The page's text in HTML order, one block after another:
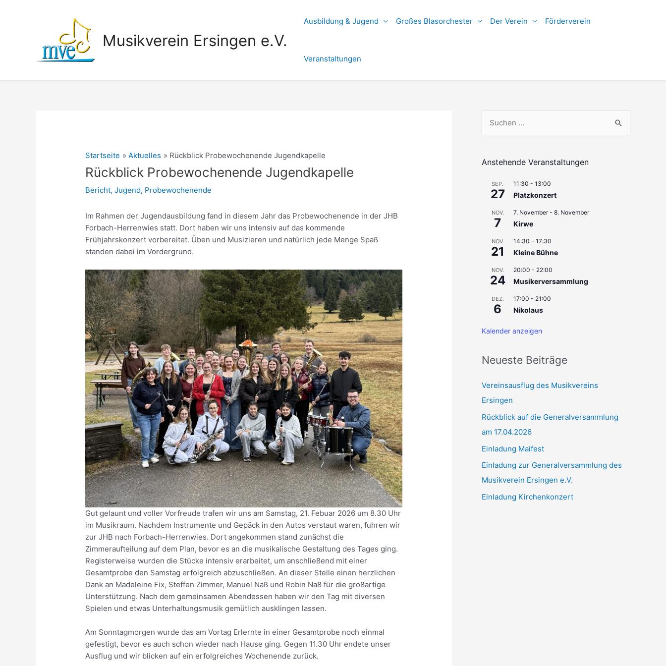
Musikverein Ersingen e.V.
Ausbildung & Jugend Großes Blasorchester Der Verein Förderverein
Veranstaltungen
Startseite Aktuelles Rückblick Probewochenende Jugendkapelle
Rückblick Probewochenende Jugendkapelle
Bericht,Jugend, Probewochenende
Im Rahmen der Jugendausbildung fand in diesem Jahr das Probewochenende in der JHB
Forbach-Herrenwies statt. Dort haben wir uns intensiv auf das kommende
Frühjahrskonzert vorbereitet. Üben und Musizieren und natürlich jede Menge Spaß
standen dabei im Vordergrund.
Gut gelaunt und voller Vorfreude trafen wir uns am Samstag, 21. Febuar 2026 um 8.30 Uhr
im Musikraum. Nachdem Instrumente und Gepäck in den Autos verstaut waren, fuhren wir
zur JHB nach Forbach-Herrenwies. Dort angekommen stand zunächst die
Zimmeraufteilung auf dem Plan, bevor es an die musikalische Gestaltung des Tages ging.
Registerweise wurden die Stücke intensiv erarbeitet, um anschließend mit einer
Gesamtprobe den Samstag erfolgreich abzuschließen. An dieser Stelle einen herzlichen
Dank an Madeleine Fix, Steffen Zimmer, Manuel Naß und Robin Naß für die großartige
Unterstützung. Nach dem gemeinsamen Abendessen haben wir den Tag mit diversen
Spielen und etwas Unterhaltungsmusik gemütlich ausklingen lassen.
Am Sonntagmorgen wurde das am Vortag Erlernte in einer Gesamtprobe noch einmal
gefestigt, bevor es auch schon wieder nach Hause ging. Gegen 11.30 Uhr endete unser
Ausflug und wir blicken auf ein erfolgreiches Wochenende zurück.
h
Anstehende Veranstaltungen
SEP.
27
11:30 - 13:00
Platzkonzert
NOV.
7
7. November- 8. November
Kirwe
NOV.
21
14:30 - 17:30
Kleine Bühne
NOV.
24
20:00 - 22:00
Musikerversammlung
DEZ.
6
17:00 - 21:00
Nikolaus
Kalender anzeigen
Neueste Beiträge
Vereinsausflug des Musikvereins
Ersingen
Rückblick auf die Generalversammlung
am 17.04.2026
Einladung Maifest
Einladung zur Generalversammlung des
Musikverein Ersingen e.V.
Einladung Kirchenkonzert